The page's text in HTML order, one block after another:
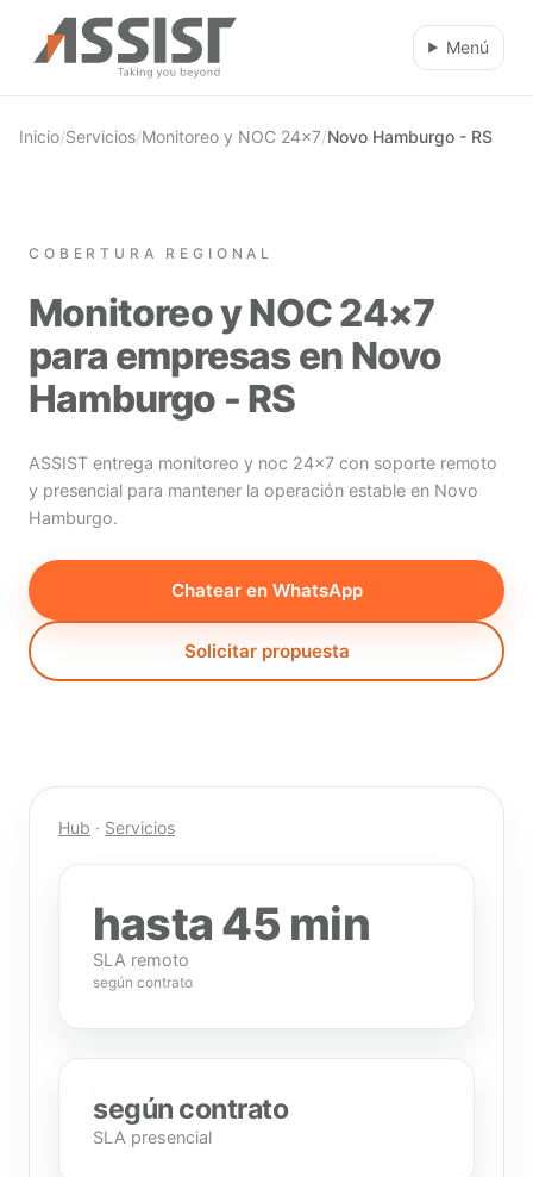
Ir al contenido principal
Menú
Inicio/Servicios/Monitoreo y NOC 24×7/Novo Hamburgo - RS
COBERTURA REGIONAL
Monitoreo y NOC 24×7
para empresas en Novo
Hamburgo - RS
ASSIST entrega monitoreo y noc 24×7 con soporte remoto
y presencial para mantener la operación estable en Novo
Hamburgo.
Chatear en WhatsApp
Solicitar propuesta
Hub · Servicios
hasta 45 min
SLA remoto
según contrato
según contrato
SLA presencial